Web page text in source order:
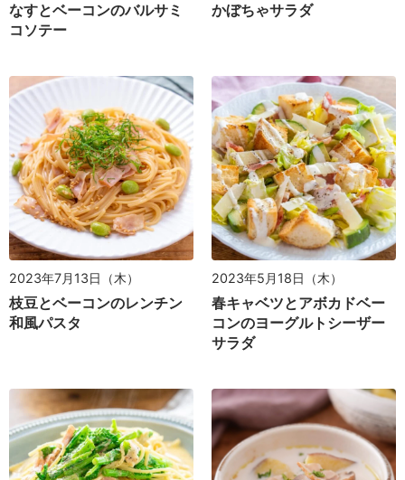
なすとベーコンのバルサミ
コソテー
かぼちゃサラダ
2023年7月13日（木）
枝豆とベーコンのレンチン
和風パスタ
2023年5月18日（木）
春キャベツとアボカドベー
コンのヨーグルトシーザー
サラダ